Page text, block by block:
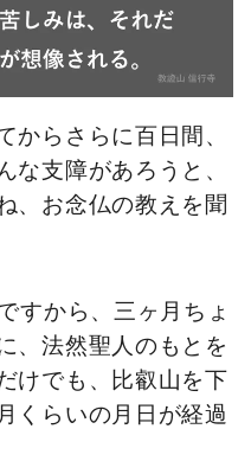
からさらに百日間、
な支障があろうと、
、お念仏の教えを聞
すから、三ヶ月ちょ
、法然聖人のもとを
けでも、比叡山を下
くらいの月日が経過